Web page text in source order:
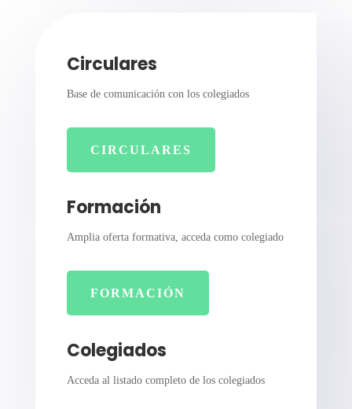
Circulares
Base de comunicación con los colegiados
CIRCULARES
Formación
Amplia oferta formativa, acceda como colegiado
FORMACIÓN
Colegiados
Acceda al listado completo de los colegiados